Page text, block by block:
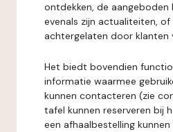
ontdekken, de aangeboden
evenals zijn actualiteiten,
achtergelaten door klanten
Het biedt bovendien
informatie waarmee
kunnen contacteren (zie
tafel kunnen reserveren bij
een afhaalbestelling